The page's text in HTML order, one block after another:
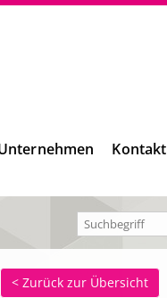
Kontakt
< Zurück zur Übersicht